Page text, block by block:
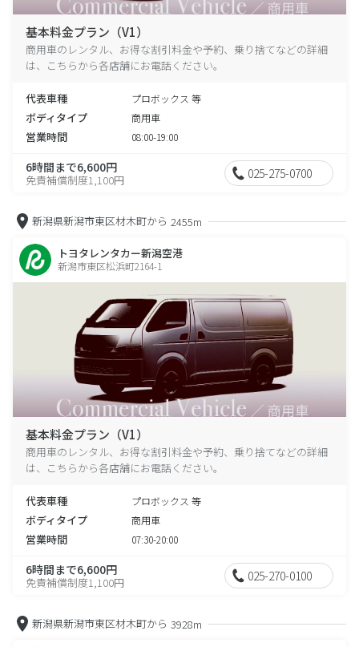
基本料金プラン（V1）
商用車のレンタル、お得な割引料金や予約、乗り捨てなどの詳細
は、こちらから各店舗にお電話ください。
代表車種 プロボックス 等
ボディタイプ 商用車
営業時間 08:00-19:00
6時間まで6,600円
免責補償制度1,100円 025-275-0700
新潟県新潟市東区材木町から 2455m
トヨタレンタカー新潟空港
新潟市東区松浜町2164-1
基本料金プラン（V1）
商用車のレンタル、お得な割引料金や予約、乗り捨てなどの詳細
は、こちらから各店舗にお電話ください。
代表車種 プロボックス 等
ボディタイプ 商用車
営業時間 07:30-20:00
6時間まで6,600円
免責補償制度1,100円 025-270-0100
新潟県新潟市東区材木町から 3928m